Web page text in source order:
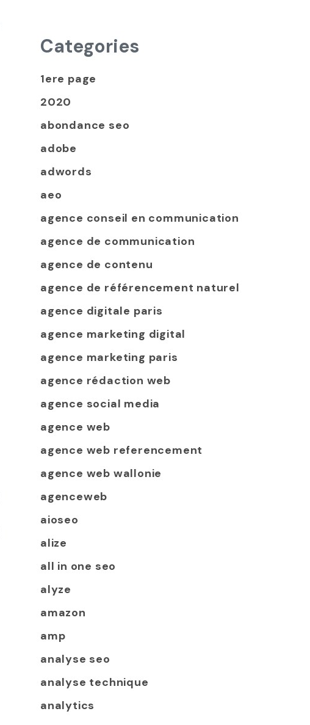
Categories
1ere page
2020
abondance seo
adobe
adwords
aeo
agence conseil en communication
agence de communication
agence de contenu
agence de référencement naturel
agence digitale paris
agence marketing digital
agence marketing paris
agence rédaction web
agence social media
agence web
agence web referencement
agence web wallonie
agenceweb
aioseo
alize
all in one seo
alyze
amazon
amp
analyse seo
analyse technique
analytics